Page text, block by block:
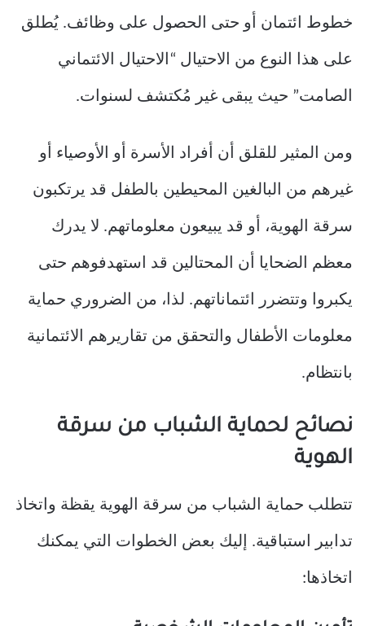
خطوط ائتمان أو حتى الحصول على وظائف. يُطلق
على هذا النوع من الاحتيال “الاحتيال الائتماني
الصامت” حيث يبقى غير مُكتشف لسنوات.
ومن المثير للقلق أن أفراد الأسرة أو الأوصياء أو
غيرهم من البالغين المحيطين بالطفل قد يرتكبون
سرقة الهوية، أو قد يبيعون معلوماتهم. لا يدرك
معظم الضحايا أن المحتالين قد استهدفوهم حتى
يكبروا وتتضرر ائتماناتهم. لذا، من الضروري حماية
معلومات الأطفال والتحقق من تقاريرهم الائتمانية
بانتظام.
نصائح لحماية الشباب من سرقة
الهوية
تتطلب حماية الشباب من سرقة الهوية يقظة واتخاذ
تدابير استباقية. إليك بعض الخطوات التي يمكنك
اتخاذها: